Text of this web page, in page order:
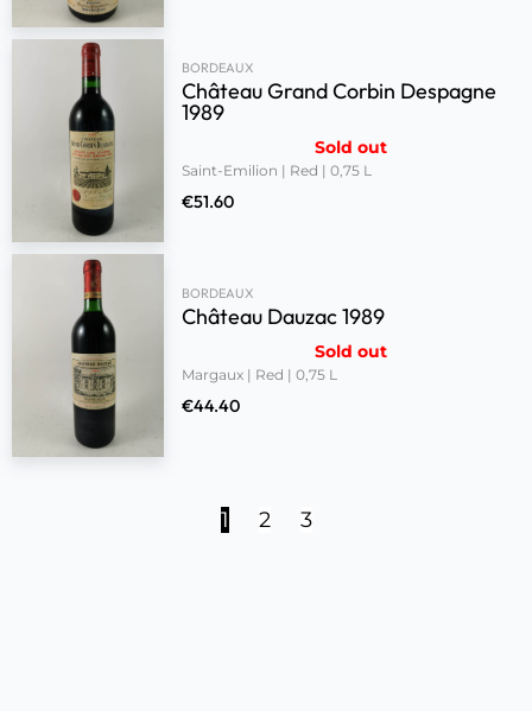
BORDEAUX
Château Grand Corbin Despagne
1989
Sold out
Saint-Emilion | Red | 0,75 L
€51.60
BORDEAUX
Château Dauzac 1989
Sold out
Margaux | Red | 0,75 L
€44.40
1 2 3